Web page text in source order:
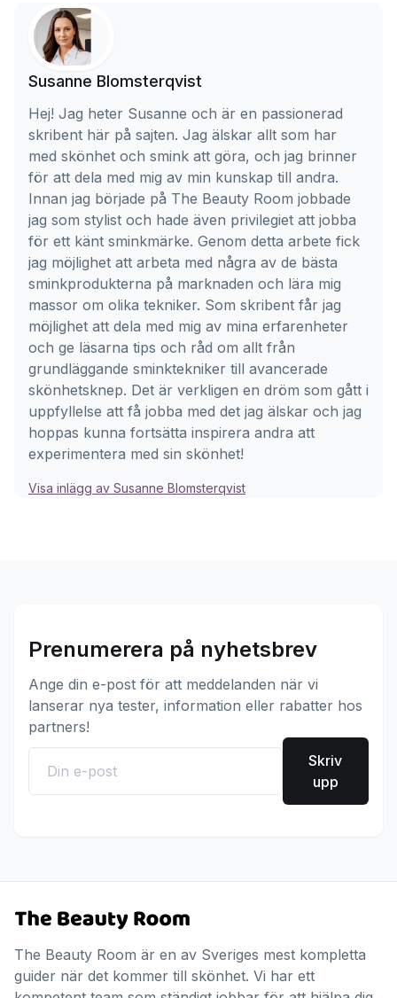
Susanne Blomsterqvist
Hej! Jag heter Susanne och är en passionerad
skribent här på sajten. Jag älskar allt som har
med skönhet och smink att göra, och jag brinner
för att dela med mig av min kunskap till andra.
Innan jag började på The Beauty Room jobbade
jag som stylist och hade även privilegiet att jobba
för ett känt sminkmärke. Genom detta arbete fick
jag möjlighet att arbeta med några av de bästa
sminkprodukterna på marknaden och lära mig
massor om olika tekniker. Som skribent får jag
möjlighet att dela med mig av mina erfarenheter
och ge läsarna tips och råd om allt från
grundläggande sminktekniker till avancerade
skönhetsknep. Det är verkligen en dröm som gått i
uppfyllelse att få jobba med det jag älskar och jag
hoppas kunna fortsätta inspirera andra att
experimentera med sin skönhet!
Visa inlägg av Susanne Blomsterqvist
Prenumerera på nyhetsbrev
Ange din e-post för att meddelanden när vi
lanserar nya tester, information eller rabatter hos
partners!
Skriv
upp
The Beauty Room är en av Sveriges mest kompletta
guider när det kommer till skönhet. Vi har ett